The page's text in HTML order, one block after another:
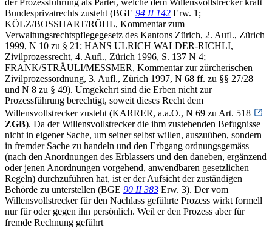
Bundesprivatrechts zusteht (BGE 94 II 142 Erw. 1;
KÖLZ/BOSSHART/RÖHL, Kommentar zum
Verwaltungsrechtspflegegesetz des Kantons Zürich, 2. Aufl., Zürich
1999, N 10 zu § 21; HANS ULRICH WALDER-RICHLI,
Zivilprozessrecht, 4. Aufl., Zürich 1996, S. 137 N 4;
FRANK/STRÄULI/MESSMER, Kommentar zur zürcherischen
Zivilprozessordnung, 3. Aufl., Zürich 1997, N 68 ff. zu §§ 27/28
und N 8 zu § 49). Umgekehrt sind die Erben nicht zur
Prozessführung berechtigt, soweit dieses Recht dem
Willensvollstrecker zusteht (KARRER, a.a.O., N 69 zu Art. 518
ZGB). Da der Willensvollstrecker die ihm zustehenden Befugnisse
nicht in eigener Sache, um seiner selbst willen, auszuüben, sondern
in fremder Sache zu handeln und den Erbgang ordnungsgemäss
(nach den Anordnungen des Erblassers und den daneben, ergänzend
oder jenen Anordnungen vorgehend, anwendbaren gesetzlichen
Regeln) durchzuführen hat, ist er der Aufsicht der zuständigen
Behörde zu unterstellen (BGE 90 II 383 Erw. 3). Der vom
Willensvollstrecker für den Nachlass geführte Prozess wirkt formell
nur für oder gegen ihn persönlich. Weil er den Prozess aber für
fremde Rechnung geführt